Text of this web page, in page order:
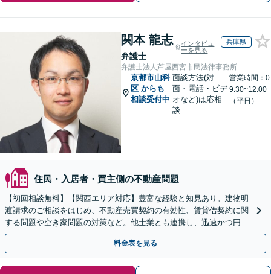
関本 龍志
弁護士
インタビュ
ーを見る
兵庫県
弁護士法人芦屋西宮市民法律事務所
京都市山科
区 からも
相談受付中
面談方法(対
面・電話・ビデ
オなど)は応相
談
営業時間：0
9:30~12:00
（平日）
住民・入居者・買主側の不動産問題
【初回相談無料】【関西エリア対応】豊富な経験と知見あり。建物明
渡請求のご相談をはじめ、不動産売買契約の有効性、賃貸借契約に関
する問題や空き家問題の対策など。他士業とも連携し、迅速かつ円滑
な解決を目指します【顧問契約】【西宮北口駅3分】
料金表を見る